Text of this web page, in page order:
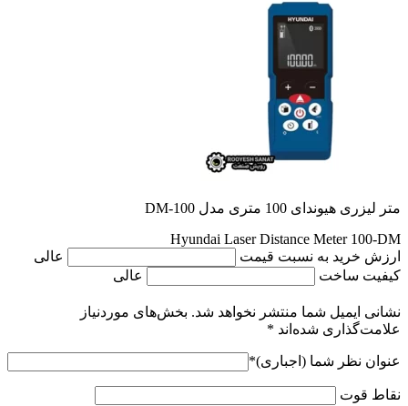
متر لیزری هیوندای 100 متری مدل DM-100
Hyundai Laser Distance Meter 100-DM
ارزش خرید به نسبت قیمت
عالی
کیفیت ساخت
عالی
نشانی ایمیل شما منتشر نخواهد شد. بخش‌های موردنیاز
علامت‌گذاری شده‌اند *
عنوان نظر شما (اجباری)*
نقاط قوت